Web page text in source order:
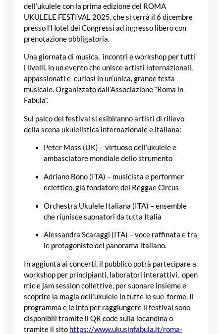
dell’ukulele con la prima edizione del ROMA
UKULELE FESTIVAL 2025, che si terrà il 6 dicembre
presso l’Hotel dei Congressi ad ingresso libero con
prenotazione obbligatoria.
Una giornata di musica, incontri e workshop per tutti
i livelli, in un evento che unisce artisti internazionali,
appassionati e curiosi in un’unica, grande festa
musicale. Organizzato dall’Associazione “Roma in
Fabula”.
Sul palco del festival si esibiranno artisti di rilievo
della scena ukulelistica internazionale e italiana:
Peter Moss (UK) – virtuoso dell’ukulele e
ambasciatore mondiale dello strumento
Adriano Bono (ITA) – musicista e performer
eclettico, già fondatore del Reggae Circus
Orchestra Ukulele Italiana (ITA) – ensemble
che riunisce suonatori da tutta Italia
Alessandra Scaraggi (ITA) – voce raffinata e tra
le protagoniste del panorama italiano.
In aggiunta ai concerti, il pubblico potrà partecipare a
workshop per principianti, laboratori interattivi, open
mic e jam session collettive, per suonare insieme e
scoprire la magia dell’ukulele in tutte le sue forme. Il
programma e le info per raggiungere il festival sono
disponibili tramite il QR code sulla locandina o
tramite il sito https://www.ukusinfabula.it/roma-